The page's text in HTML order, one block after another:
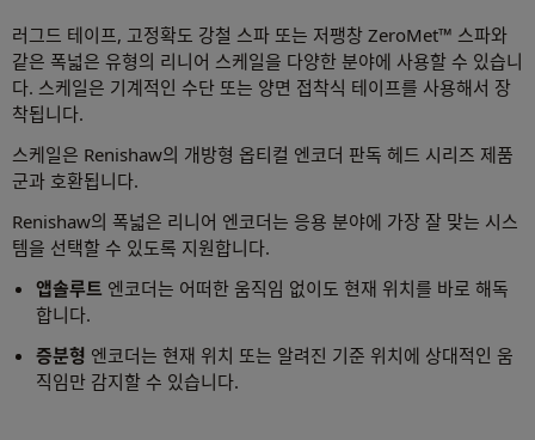
러그드 테이프, 고정확도 강철 스파 또는 저팽창 ZeroMet™ 스파와
같은 폭넓은 유형의 리니어 스케일을 다양한 분야에 사용할 수 있습니
다. 스케일은 기계적인 수단 또는 양면 접착식 테이프를 사용해서 장
착됩니다.
스케일은 Renishaw의 개방형 옵티컬 엔코더 판독 헤드 시리즈 제품
군과 호환됩니다.
Renishaw의 폭넓은 리니어 엔코더는 응용 분야에 가장 잘 맞는 시스
템을 선택할 수 있도록 지원합니다.
앱솔루트 엔코더는 어떠한 움직임 없이도 현재 위치를 바로 해독
합니다.
증분형 엔코더는 현재 위치 또는 알려진 기준 위치에 상대적인 움
직임만 감지할 수 있습니다.